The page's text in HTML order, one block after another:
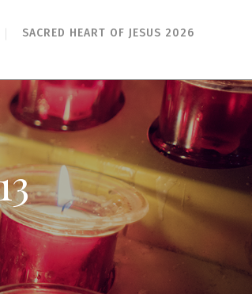
SACRED HEART OF JESUS 2026